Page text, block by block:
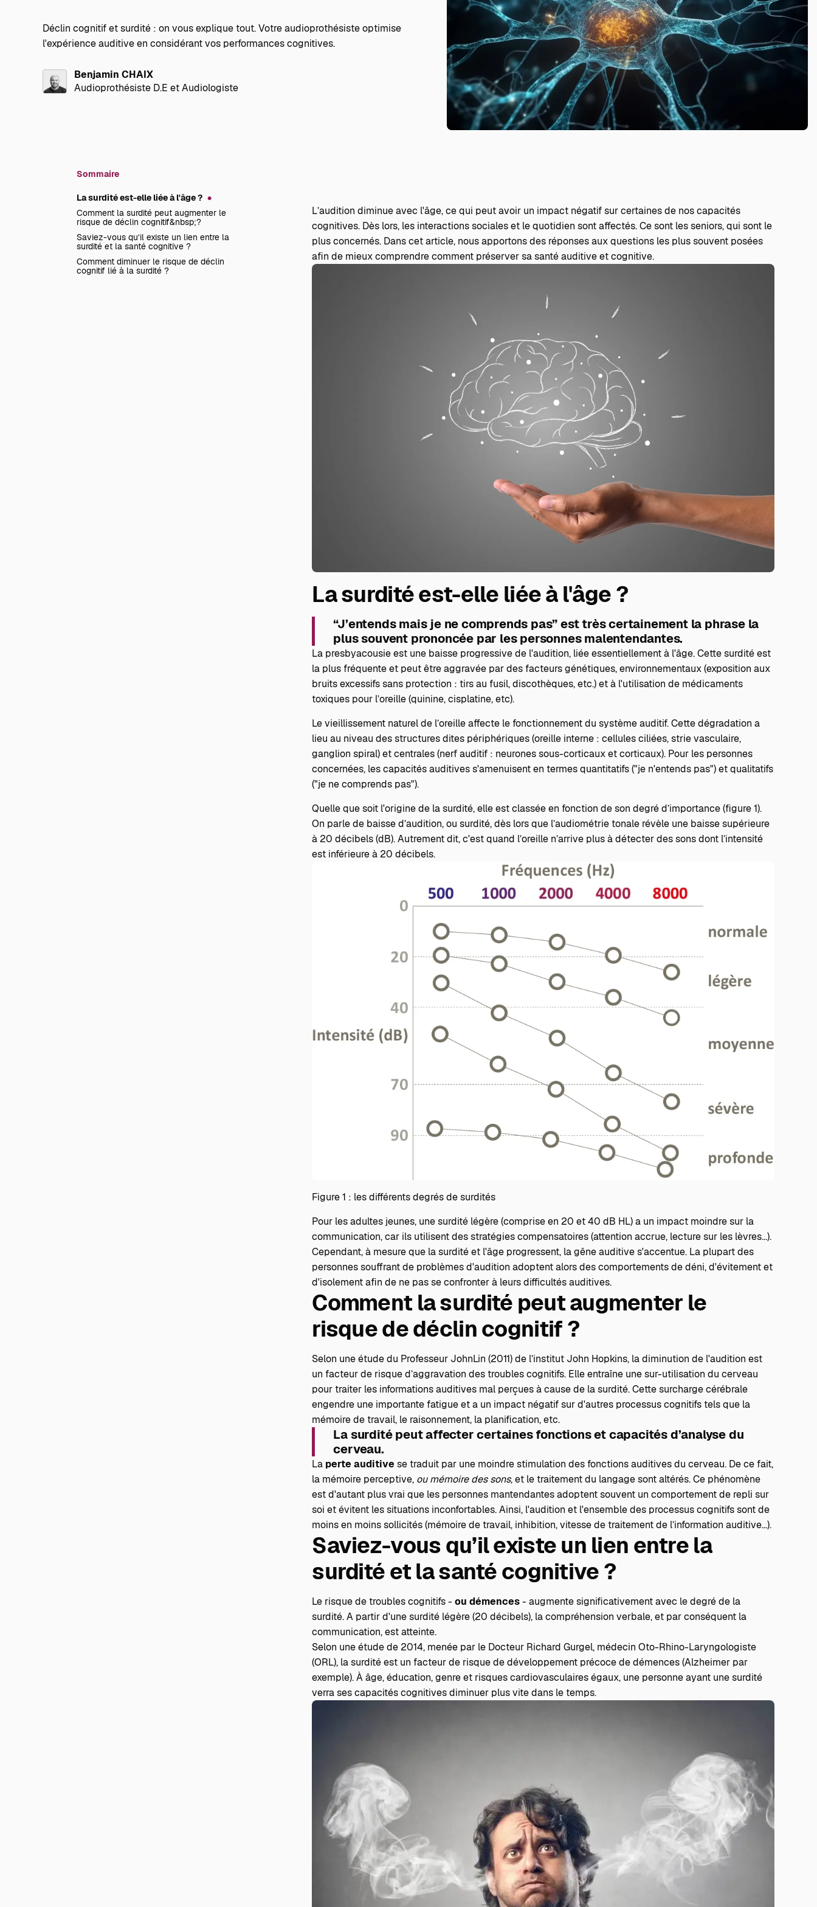
Déclin cognitif et surdité : on vous explique tout. Votre audioprothésiste optimise
l'expérience auditive en considérant vos performances cognitives.
Benjamin CHAIX
Audioprothésiste D.E et Audiologiste
Sommaire
La surdité est-elle liée à l'âge ?
Comment la surdité peut augmenter le
risque de déclin cognitif&nbsp;?
Saviez-vous qu’il existe un lien entre la
surdité et la santé cognitive ?
Comment diminuer le risque de déclin
cognitif lié à la surdité ?
L’audition diminue avec l'âge, ce qui peut avoir un impact négatif sur certaines de nos capacités
cognitives. Dès lors, les interactions sociales et le quotidien sont affectés. Ce sont les seniors, qui sont le
plus concernés. Dans cet article, nous apportons des réponses aux questions les plus souvent posées
afin de mieux comprendre comment préserver sa santé auditive et cognitive.
La surdité est-elle liée à l'âge ?
“J’entends mais je ne comprends pas” est très certainement la phrase la
plus souvent prononcée par les personnes malentendantes.
La presbyacousie est une baisse progressive de l'audition, liée essentiellement à l'âge. Cette surdité est
la plus fréquente et peut être aggravée par des facteurs génétiques, environnementaux (exposition aux
bruits excessifs sans protection : tirs au fusil, discothèques, etc.) et à l'utilisation de médicaments
toxiques pour l’oreille (quinine, cisplatine, etc).
Le vieillissement naturel de l’oreille affecte le fonctionnement du système auditif. Cette dégradation a
lieu au niveau des structures dites périphériques (oreille interne : cellules ciliées, strie vasculaire,
ganglion spiral) et centrales (nerf auditif : neurones sous-corticaux et corticaux). Pour les personnes
concernées, les capacités auditives s'amenuisent en termes quantitatifs ("je n'entends pas") et qualitatifs
("je ne comprends pas").
Quelle que soit l'origine de la surdité, elle est classée en fonction de son degré d’importance (figure 1).
On parle de baisse d’audition, ou surdité, dès lors que l’audiométrie tonale révèle une baisse supérieure
à 20 décibels (dB). Autrement dit, c'est quand l’oreille n’arrive plus à détecter des sons dont l’intensité
est inférieure à 20 décibels.
Figure 1 : les différents degrés de surdités
Pour les adultes jeunes, une surdité légère (comprise en 20 et 40 dB HL) a un impact moindre sur la
communication, car ils utilisent des stratégies compensatoires (attention accrue, lecture sur les lèvres...).
Cependant, à mesure que la surdité et l'âge progressent, la gêne auditive s'accentue. La plupart des
personnes souffrant de problèmes d'audition adoptent alors des comportements de déni, d'évitement et
d'isolement afin de ne pas se confronter à leurs difficultés auditives.
Comment la surdité peut augmenter le
risque de déclin cognitif ?
Selon une étude du Professeur JohnLin(2011) de l’institut John Hopkins, la diminution de l'audition est
un facteur de risque d’aggravation des troubles cognitifs. Elle entraîne une sur-utilisation du cerveau
pour traiter les informations auditives mal perçues à cause de la surdité. Cette surcharge cérébrale
engendre une importante fatigue et a un impact négatif sur d'autres processus cognitifs tels que la
mémoire de travail, le raisonnement, la planification, etc.
La surdité peut affecter certaines fonctions et capacités d’analyse du
cerveau.
La perte auditivese traduit par une moindre stimulation des fonctions auditives du cerveau. De ce fait,
la mémoire perceptive, ou mémoire des sons, et le traitement du langage sont altérés. Ce phénomène
est d'autant plus vrai que les personnes mantendantes adoptent souvent un comportement de repli sur
soi et évitent les situations inconfortables. Ainsi, l'audition et l'ensemble des processus cognitifs sont de
moins en moins sollicités (mémoire de travail, inhibition, vitesse de traitement de l’information auditive…).
Saviez-vous qu’il existe un lien entre la
surdité et la santé cognitive ?
Le risque de troubles cognitifs -ou démences- augmente significativement avec le degré de la
surdité. A partir d'une surdité légère (20 décibels), la compréhension verbale, et par conséquent la
communication, est atteinte.
Selon uneétude de 2014, menée par le Docteur Richard Gurgel, médecin Oto-Rhino-Laryngologiste
(ORL), la surdité est un facteur de risque de développement précoce de démences (Alzheimer par
exemple). À âge, éducation, genre et risques cardiovasculaires égaux, une personne ayant une surdité
verra ses capacités cognitives diminuer plus vite dans le temps.